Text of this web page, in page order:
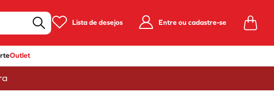
Lista de desejos Entre ou cadastre-se
Outlet